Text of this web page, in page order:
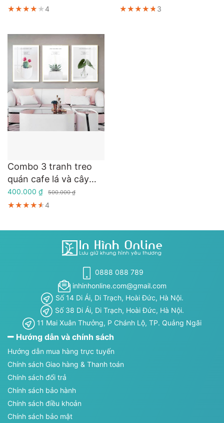
★★★★★
★★★★★
★★★★★4 ★★★★★
★★★★★
★★★★★3
Combo 3 tranh treo
quán cafe lá và cây
xanh nghệ thuật
400.000 ₫ 500.000 ₫
★★★★★
★★★★★
★★★★★4
0888 088 789
inhinhonline.com@gmail.com
Số 14 Di Ái, Di Trạch, Hoài Đức, Hà Nội.
Số 38 Di Ái, Di Trạch, Hoài Đức, Hà Nội.
11 Mai Xuân Thưởng, P Chánh Lộ, TP. Quảng Ngãi
Hướng dẫn và chính sách
Hướng dẫn mua hàng trực tuyến
Chính sách Giao hàng & Thanh toán
Chính sách đổi trả
Chính sách bảo hành
Chính sách điều khoản
Chính sách bảo mật